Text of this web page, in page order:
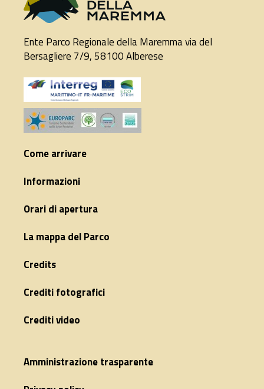
Ente Parco Regionale della Maremma via del
Bersagliere 7/9, 58100 Alberese
Come arrivare
Informazioni
Orari di apertura
La mappa del Parco
Credits
Crediti fotografici
Crediti video
Amministrazione trasparente